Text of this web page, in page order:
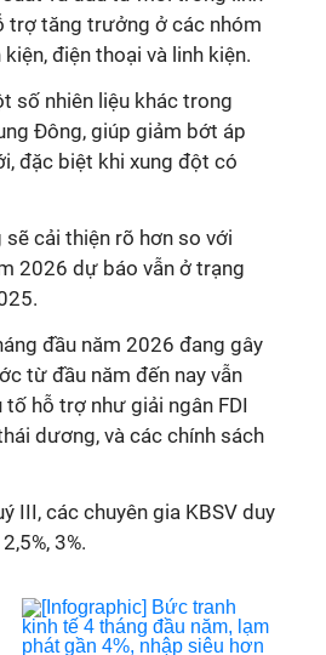
trợ tăng trưởng ở các nhóm
điện thoại và linh kiện.
số nhiên liệu khác trong
Đông, giúp giảm bớt áp
đặc biệt khi xung đột có
cải thiện rõ hơn so với
2026 dự báo vẫn ở trạng
đầu năm 2026 đang gây
từ đầu năm đến nay vẫn
tố hỗ trợ như giải ngân FDI
dương, và các chính sách
III, các chuyên gia KBSV duy
3%.